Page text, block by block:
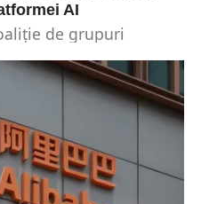
AI
de grupuri